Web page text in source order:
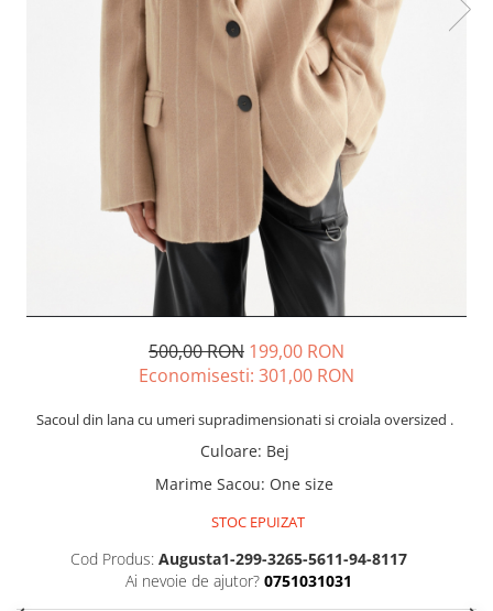
500,00 RON 199,00 RON
Economisesti: 301,00 RON
Sacoul din lana cu umeri supradimensionati si croiala oversized .
Culoare: Bej
Marime Sacou: One size
STOC EPUIZAT
Cod Produs: Augusta1-299-3265-5611-94-8117
Ai nevoie de ajutor? 0751031031